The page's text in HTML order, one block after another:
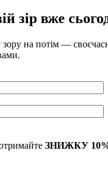
зір вже
зору на потім —
ЗНИЖКУ